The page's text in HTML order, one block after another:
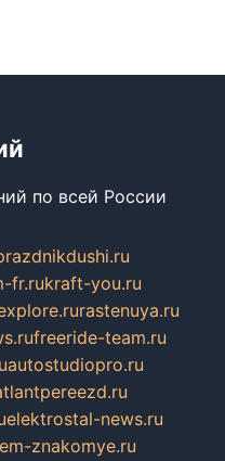
по всей России
fr.rukraft-you.ru
rastenuya.ru
freeride-team.ru
autostudiopro.ru
elektrostal-news.ru
znakomye.ru